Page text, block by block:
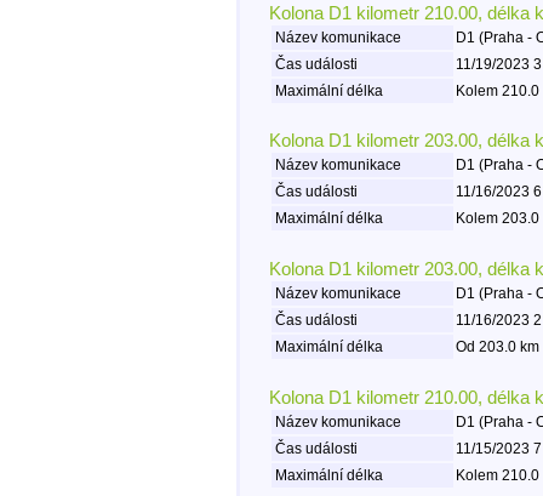
Kolona D1 kilometr 210.00, délka
Název komunikace
D1 (Praha -
Čas události
11/19/2023
Maximální délka
Kolem
Kolona D1 kilometr 203.00, délka
Název komunikace
D1 (Praha -
Čas události
11/16/2023
Maximální délka
Kolem
Kolona D1 kilometr 203.00, délka
Název komunikace
D1 (Praha -
Čas události
11/16/2023
Maximální délka
Od 203.0
Kolona D1 kilometr 210.00, délka
Název komunikace
D1 (Praha -
Čas události
11/15/2023
Maximální délka
Kolem